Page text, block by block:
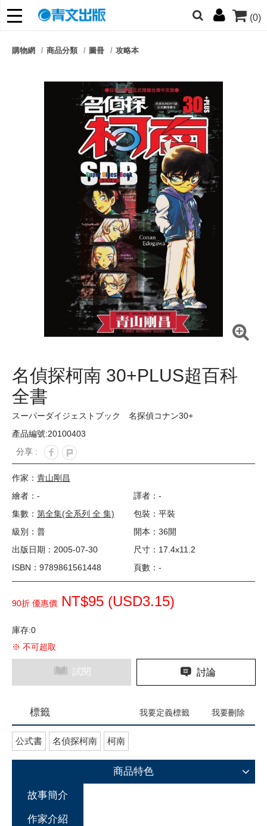
(0)
朋友們，提高警覺！
購物網 商品分類 圖冊 攻略本
名偵探柯南 30+PLUS超百科
全書
スーパーダイジェストブック 名探偵コナン30+
產品編號:20100403
分享 :
作家： 青山剛昌
繪者：-
譯者：-
集數： 第全集(全系列 全 集)
包裝：平裝
級別：普
開本：36開
出版日期：2005-07-30
尺寸：17.4x11.2
ISBN：9789861561448
頁數：-
90折 優惠價 NT$95 (USD3.15)
庫存:0
※ 不可超取
試閱 討論
標籤 我要定義標籤 我要刪除
公式書 名偵探柯南 柯南
商品特色
故事簡介
作家介紹